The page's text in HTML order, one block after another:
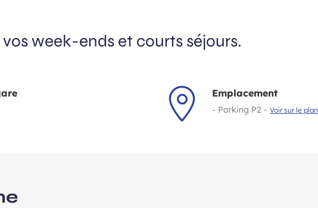
week-ends et courts séjours.
Emplacement
- Parking P2 - Voir sur le plan